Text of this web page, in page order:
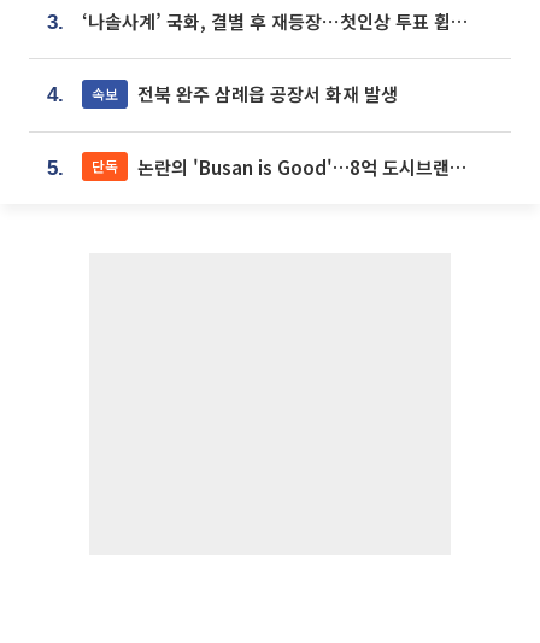
3. ‘나솔사계’ 국화, 결별 후 재등장⋯첫인상 투표 휩쓸고 ‘인기녀’ 등극
4. 속보 전북 완주 삼례읍 공장서 화재 발생
5. 단독 논란의 'Busan is Good'…8억 도시브랜드, 용산 대통령실 CI 업체가 수행